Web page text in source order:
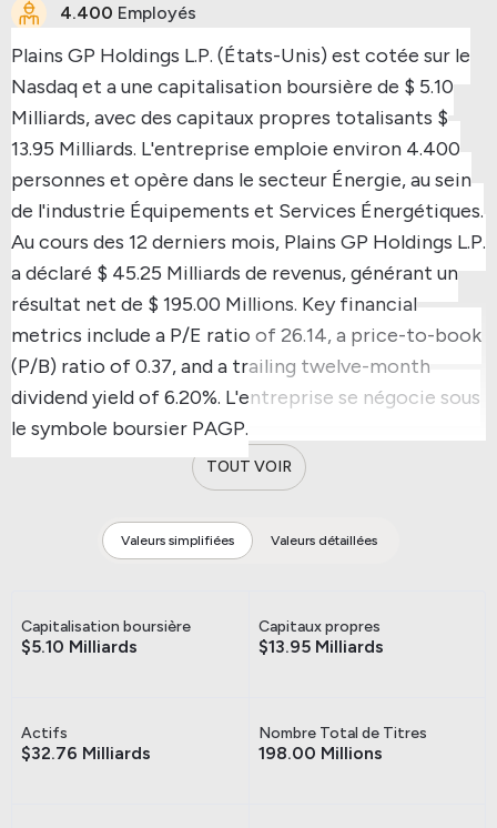
4.400 Employés
Plains GP Holdings L.P. (États-Unis) est cotée sur le
Nasdaq et a une capitalisation boursière de $ 5.10
Milliards, avec des capitaux propres totalisants $
13.95 Milliards. L'entreprise emploie environ 4.400
personnes et opère dans le secteur Énergie, au sein
de l'industrie Équipements et Services Énergétiques.
Au cours des 12 derniers mois, Plains GP Holdings L.P.
a déclaré $ 45.25 Milliards de revenus, générant un
résultat net de $ 195.00 Millions. Key financial
metrics include a P/E ratio of 26.14, a price-to-book
(P/B) ratio of 0.37, and a trailing twelve-month
dividend yield of 6.20%. L'entreprise se négocie sous
le symbole boursier PAGP.
TOUT VOIR
Valeurs simplifiées Valeurs détaillées
Capitalisation boursière
$5.10 Milliards
Capitaux propres
$13.95 Milliards
Actifs
$32.76 Milliards
Nombre Total de Titres
198.00 Millions